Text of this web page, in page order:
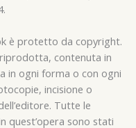
è protetto da copyright.
contenuta in
in ogni forma o con ogni
incisione o
Tutte le
quest’opera sono stati